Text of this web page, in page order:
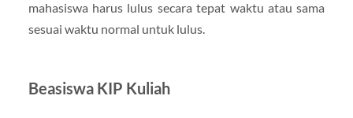
mahasiswa harus lulus secara tepat waktu atau sama
sesuai waktu normal untuk lulus.
Beasiswa KIP Kuliah